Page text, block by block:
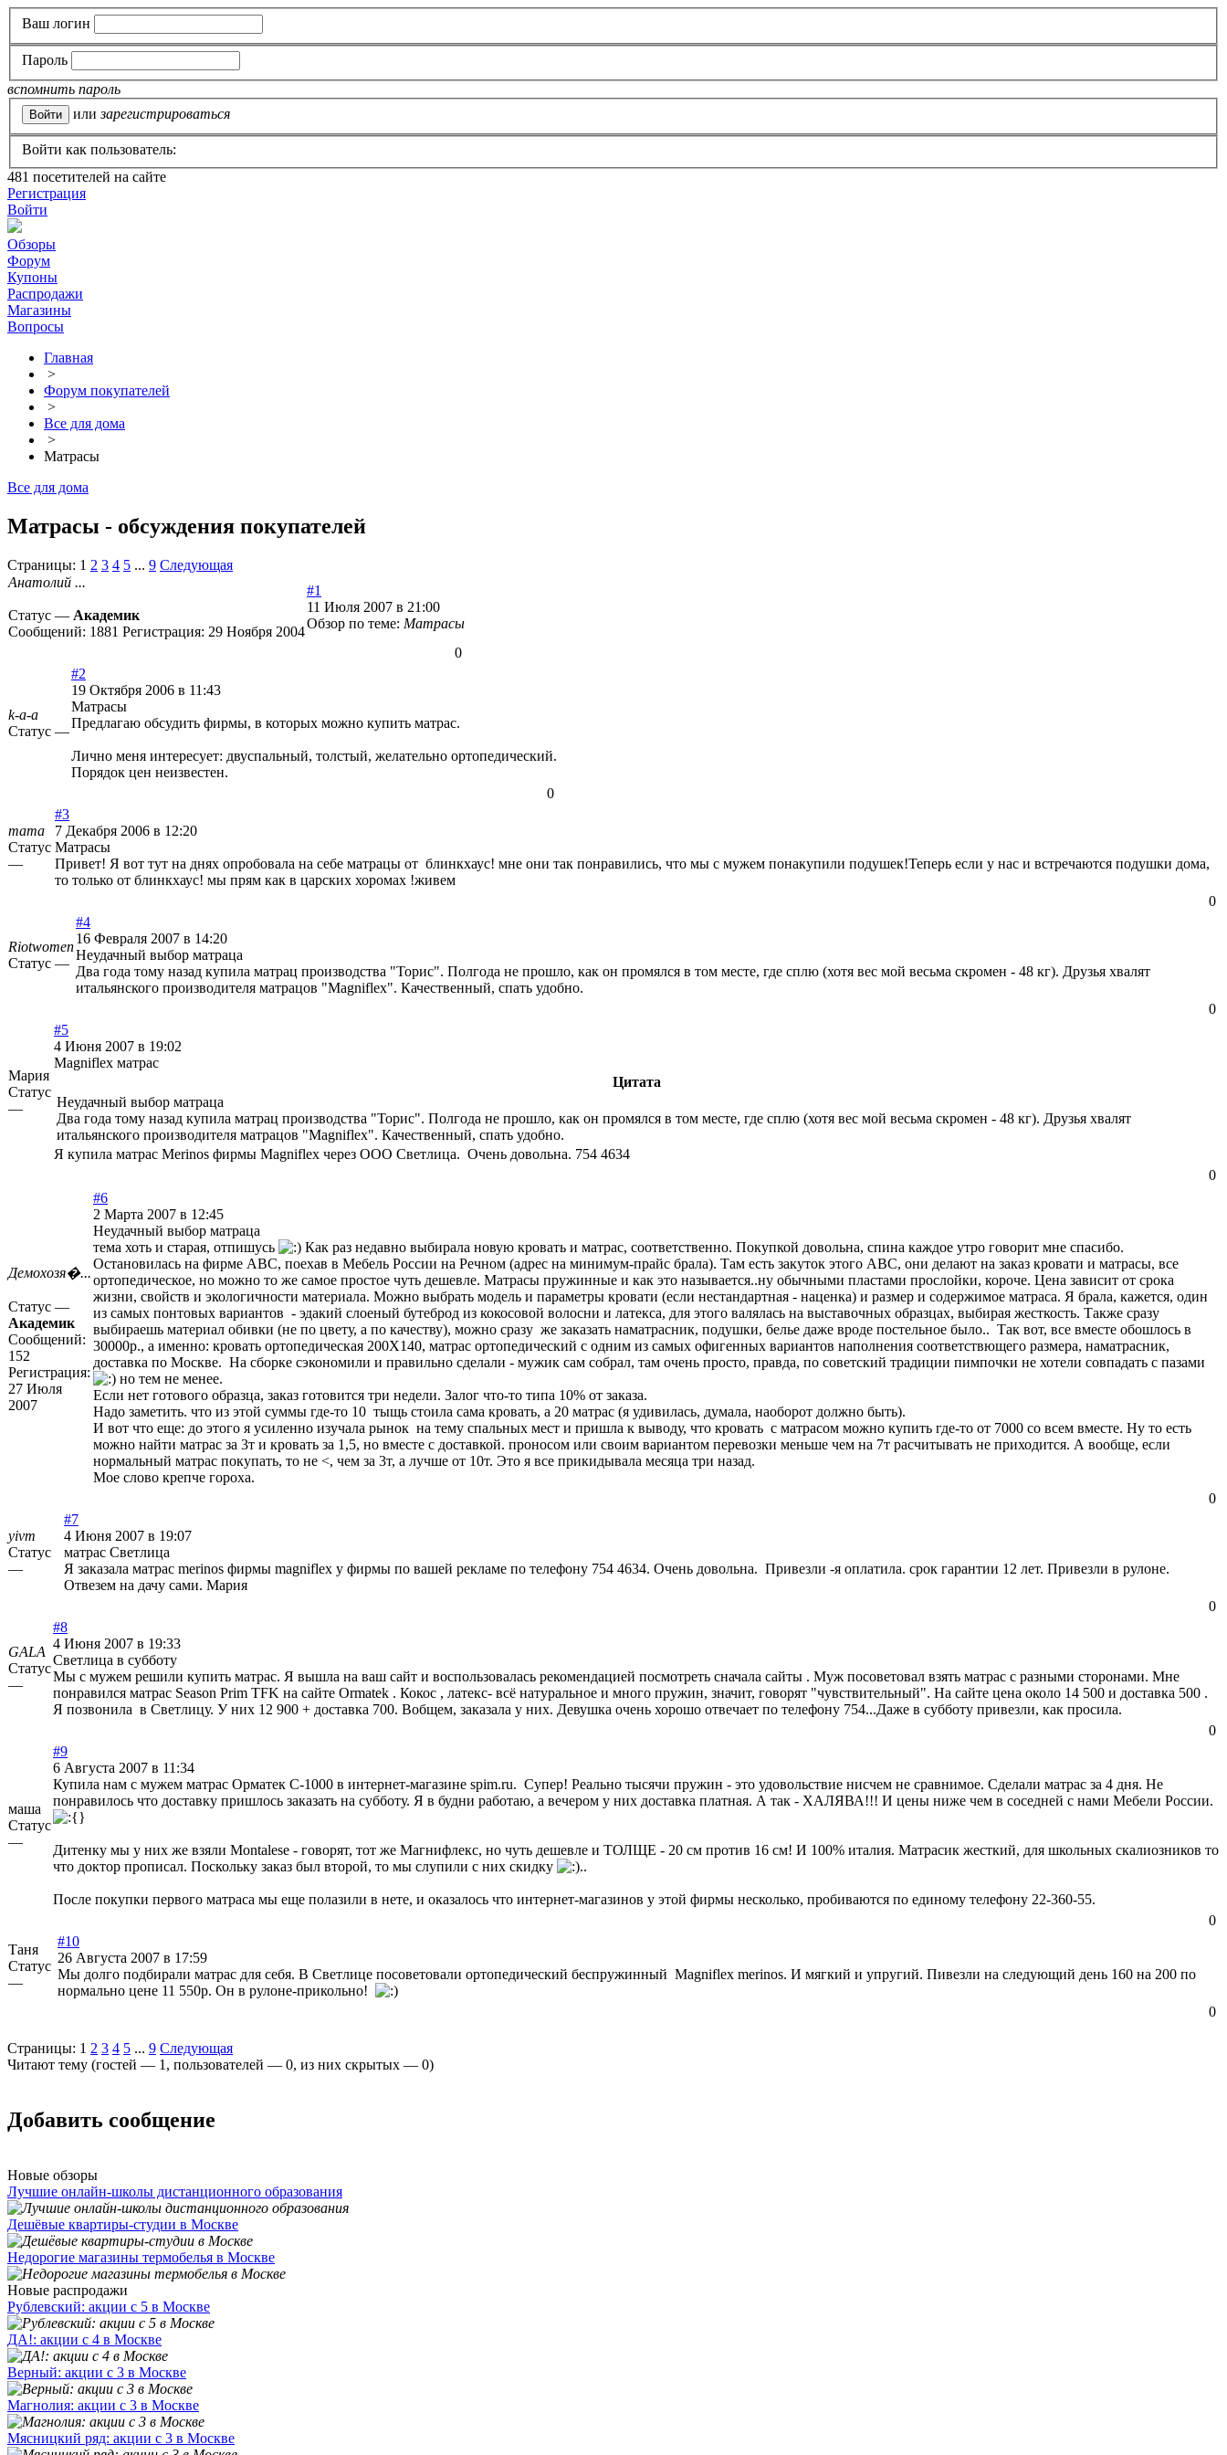
Ваш логин
Пароль
вспомнить пароль
или зарегистрироваться
Войти как пользователь:
481 посетителей на сайте
Регистрация
Войти
Обзоры
Форум
Купоны
Распродажи
Магазины
Вопросы
Главная
>
Форум покупателей
>
Все для дома
>
Матрасы
Все для дома
Матрасы - обсуждения покупателей
Страницы: 1 2 3 4 5 ... 9 Следующая
Анатолий ...
Статус — Академик
Сообщений: 1881 Регистрация: 29 Ноября 2004
#1
11 Июля 2007 в 21:00
Обзор по теме: Матрасы
0
k-a-a
Статус —
#2
19 Октября 2006 в 11:43
Матрасы
Предлагаю обсудить фирмы, в которых можно купить матрас.
Лично меня интересует: двуспальный, толстый, желательно ортопедический.
Порядок цен неизвестен.
0
mama
Статус
—
#3
7 Декабря 2006 в 12:20
Матрасы
Привет! Я вот тут на днях опробовала на себе матрацы от блинкхаус! мне они так понравились, что мы с мужем понакупили подушек!Теперь если у нас и встречаются подушки дома,
то только от блинкхаус! мы прям как в царских хоромах !живем
0
Riotwomen
Статус —
#4
16 Февраля 2007 в 14:20
Неудачный выбор матраца
Два года тому назад купила матрац производства "Торис". Полгода не прошло, как он промялся в том месте, где сплю (хотя вес мой весьма скромен - 48 кг). Друзья хвалят
итальянского производителя матрацов "Magniflex". Качественный, спать удобно.
0
Мария
Статус
—
#5
4 Июня 2007 в 19:02
Magniflex матрас
Цитата
Неудачный выбор матраца
Два года тому назад купила матрац производства "Торис". Полгода не прошло, как он промялся в том месте, где сплю (хотя вес мой весьма скромен - 48 кг). Друзья хвалят
итальянского производителя матрацов "Magniflex". Качественный, спать удобно.
Я купила матрас Merinos фирмы Magniflex через ООО Светлица. Очень довольна. 754 4634
0
Демохозя�...
Статус —
Академик
Сообщений:
152
Регистрация:
27 Июля
2007
#6
2 Марта 2007 в 12:45
Неудачный выбор матраца
тема хоть и старая, отпишусь
Как раз недавно выбирала новую кровать и матрас, соответственно. Покупкой довольна, спина каждое утро говорит мне спасибо.
Остановилась на фирме ABC, поехав в Мебель России на Речном (адрес на минимум-прайс брала). Там есть закуток этого АВС, они делают на заказ кровати и матрасы, все
ортопедическое, но можно то же самое простое чуть дешевле. Матрасы пружинные и как это называется..ну обычными пластами прослойки, короче. Цена зависит от срока
жизни, свойств и экологичности материала. Можно выбрать модель и параметры кровати (если нестандартная - наценка) и размер и содержимое матраса. Я брала, кажется, один
из самых понтовых вариантов - эдакий слоеный бутеброд из кокосовой волосни и латекса, для этого валялась на выставочных образцах, выбирая жесткость. Также сразу
выбираешь материал обивки (не по цвету, а по качеству), можно сразу же заказать наматрасник, подушки, белье даже вроде постельное было.. Так вот, все вместе обошлось в
30000р., а именно: кровать ортопедическая 200X140, матрас ортопедический с одним из самых офигенных вариантов наполнения соответствющего размера, наматрасник,
доставка по Москве. На сборке сэкономили и правильно сделали - мужик сам собрал, там очень просто, правда, по советский традиции пимпочки не хотели совпадать с пазами
но тем не менее.
Если нет готового образца, заказ готовится три недели. Залог что-то типа 10% от заказа.
Надо заметить. что из этой суммы где-то 10 тыщь стоила сама кровать, а 20 матрас (я удивилась, думала, наоборот должно быть).
И вот что еще: до этого я усиленно изучала рынок на тему спальных мест и пришла к выводу, что кровать с матрасом можно купить где-то от 7000 со всем вместе. Ну то есть
можно найти матрас за 3т и кровать за 1,5, но вместе с доставкой. проносом или своим вариантом перевозки меньше чем на 7т расчитывать не приходится. А вообще, если
нормальный матрас покупать, то не <, чем за 3т, а лучше от 10т. Это я все прикидывала месяца три назад.
Мое слово крепче гороха.
0
yivm
Статус
—
#7
4 Июня 2007 в 19:07
матрас Светлица
Я заказала матрас merinos фирмы magniflex у фирмы по вашей рекламе по телефону 754 4634. Очень довольна. Привезли -я оплатила. срок гарантии 12 лет. Привезли в рулоне.
Отвезем на дачу сами. Мария
0
GALA
Статус
—
#8
4 Июня 2007 в 19:33
Светлица в субботу
Мы с мужем решили купить матрас. Я вышла на ваш сайт и воспользовалась рекомендацией посмотреть сначала сайты . Муж посоветовал взять матрас с разными сторонами. Мне
понравился матрас Season Prim TFK на сайте Ormatek . Кокос , латекс- всё натуральное и много пружин, значит, говорят "чувствительный". На сайте цена около 14 500 и доставка 500 .
Я позвонила в Светлицу. У них 12 900 + доставка 700. Вобщем, заказала у них. Девушка очень хорошо отвечает по телефону 754...Даже в субботу привезли, как просила.
0
маша
Статус
—
#9
6 Августа 2007 в 11:34
Купила нам с мужем матрас Орматек С-1000 в интернет-магазине spim.ru. Супер! Реально тысячи пружин - это удовольствие нисчем не сравнимое. Сделали матрас за 4 дня. Не
понравилось что доставку пришлось заказать на субботу. Я в будни работаю, а вечером у них доставка платная. А так - ХАЛЯВА!!! И цены ниже чем в соседней с нами Мебели России.
Дитенку мы у них же взяли Montalese - говорят, тот же Магнифлекс, но чуть дешевле и ТОЛЩЕ - 20 см против 16 см! И 100% италия. Матрасик жесткий, для школьных скалиозников то
что доктор прописал. Поскольку заказ был второй, то мы слупили с них скидку
..
После покупки первого матраса мы еще полазили в нете, и оказалось что интернет-магазинов у этой фирмы несколько, пробиваются по единому телефону 22-360-55.
0
Таня
Статус
—
#10
26 Августа 2007 в 17:59
Мы долго подбирали матрас для себя. В Светлице посоветовали ортопедический беспружинный Magniflex merinos. И мягкий и упругий. Пивезли на следующий день 160 на 200 по
нормально цене 11 550р. Он в рулоне-прикольно!
0
Страницы: 1 2 3 4 5 ... 9 Следующая
Читают тему (гостей — 1 , пользователей — 0, из них скрытых — 0)
Добавить сообщение
Новые обзоры
Лучшие онлайн-школы дистанционного образования
Дешёвые квартиры-студии в Москве
Недорогие магазины термобелья в Москве
Новые распродажи
Рублевский: акции с 5 в Москве
ДА!: акции с 4 в Москве
Верный: акции с 3 в Москве
Магнолия: акции с 3 в Москве
Мясницкий ряд: акции с 3 в Москве